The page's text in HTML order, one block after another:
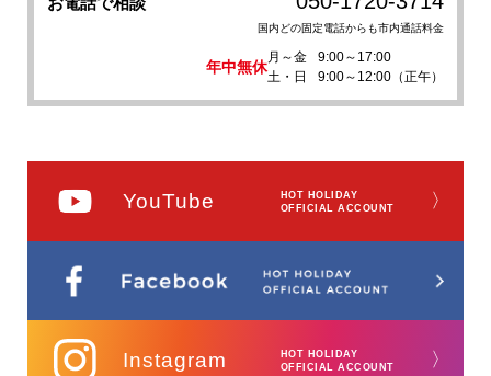
国内どの固定電話からも市内通話料金
年中無休
月～金
9:00～17:00
土・日
9:00～12:00（正午）
YouTube
HOT HOLIDAY
OFFICIAL ACCOUNT
〉
Instagram
HOT HOLIDAY
OFFICIAL ACCOUNT
〉